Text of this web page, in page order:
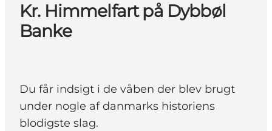
Oplevelser
Planlæg din ferie
Booking
Kr. Himmelfart på Dybbøl
Banke
Du får indsigt i de våben der blev brugt
under nogle af danmarks historiens
blodigste slag.